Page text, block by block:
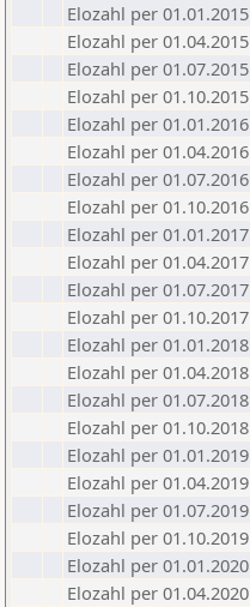
Elozahl per 01.01.2015
Elozahl per 01.04.2015
Elozahl per 01.07.2015
Elozahl per 01.10.2015
Elozahl per 01.01.2016
Elozahl per 01.04.2016
Elozahl per 01.07.2016
Elozahl per 01.10.2016
Elozahl per 01.01.2017
Elozahl per 01.04.2017
Elozahl per 01.07.2017
Elozahl per 01.10.2017
Elozahl per 01.01.2018
Elozahl per 01.04.2018
Elozahl per 01.07.2018
Elozahl per 01.10.2018
Elozahl per 01.01.2019
Elozahl per 01.04.2019
Elozahl per 01.07.2019
Elozahl per 01.10.2019
Elozahl per 01.01.2020
Elozahl per 01.04.2020